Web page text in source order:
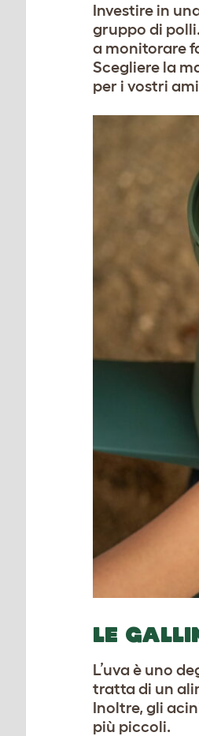
Investire in
gruppo di
a monitorare
Scegliere la
per i vostri
LE
L’uva è uno
tratta di un
Inoltre, gli
più piccoli.